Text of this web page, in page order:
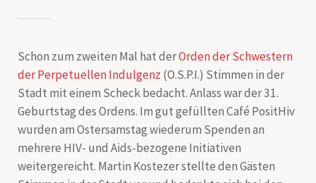
Schon zum zweiten Mal hat derOrden der Schwestern
der Perpetuellen Indulgenz (O.S.P.I.) Stimmen in der
Stadt mit einem Scheck bedacht. Anlass war der 31.
Geburtstag des Ordens. Im gut gefüllten Café PositHiv
wurden am Ostersamstag wiederum Spenden an
mehrere HIV- und Aids-bezogene Initiativen
weitergereicht. Martin Kostezer stellte den Gästen